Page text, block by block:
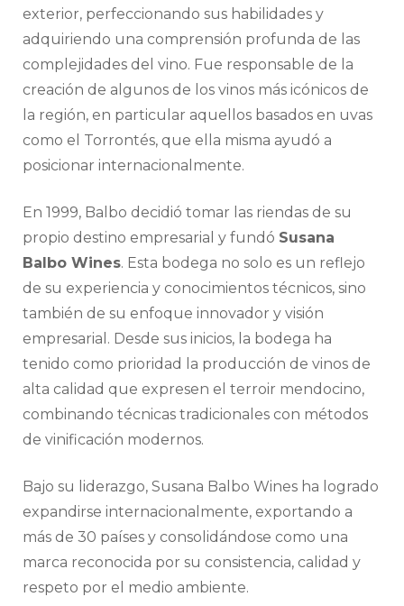
exterior, perfeccionando sus habilidades y
adquiriendo una comprensión profunda de las
complejidades del vino. Fue responsable de la
creación de algunos de los vinos más icónicos de
la región, en particular aquellos basados en uvas
como el Torrontés, que ella misma ayudó a
posicionar internacionalmente.
En 1999, Balbo decidió tomar las riendas de su
propio destino empresarial y fundó Susana
Balbo Wines. Esta bodega no solo es un reflejo
de su experiencia y conocimientos técnicos, sino
también de su enfoque innovador y visión
empresarial. Desde sus inicios, la bodega ha
tenido como prioridad la producción de vinos de
alta calidad que expresen el terroir mendocino,
combinando técnicas tradicionales con métodos
de vinificación modernos.
Bajo su liderazgo, Susana Balbo Wines ha logrado
expandirse internacionalmente, exportando a
más de 30 países y consolidándose como una
marca reconocida por su consistencia, calidad y
respeto por el medio ambiente.